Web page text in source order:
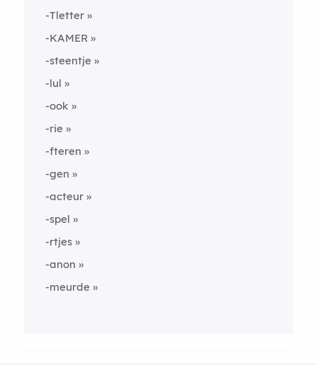
-Tletter
-KAMER
-steentje
-lul
-ook
-rie
-fteren
-gen
-acteur
-spel
-rtjes
-anon
-meurde